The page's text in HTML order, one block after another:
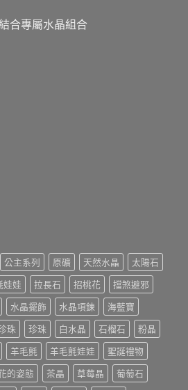
合專屬水晶組合
公主系列 原礦 天然水晶
太陽石
娃娃 拉長石 招桃花
擋煞避邪
水晶擺飾 水晶項鍊
海藍寶
珠 珍珠 白水晶 石榴石
粉晶
羊毛氈 羊毛氈娃娃
聖誕禮物
的姿態 茶晶 草莓晶 葡萄石